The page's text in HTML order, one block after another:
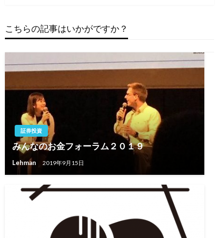
ゲ
ー
シ
ョ
こちらの記事はいかがですか？
証券投資
みんなのお金フォーラム２０１９
Lehman 2019年9月15日